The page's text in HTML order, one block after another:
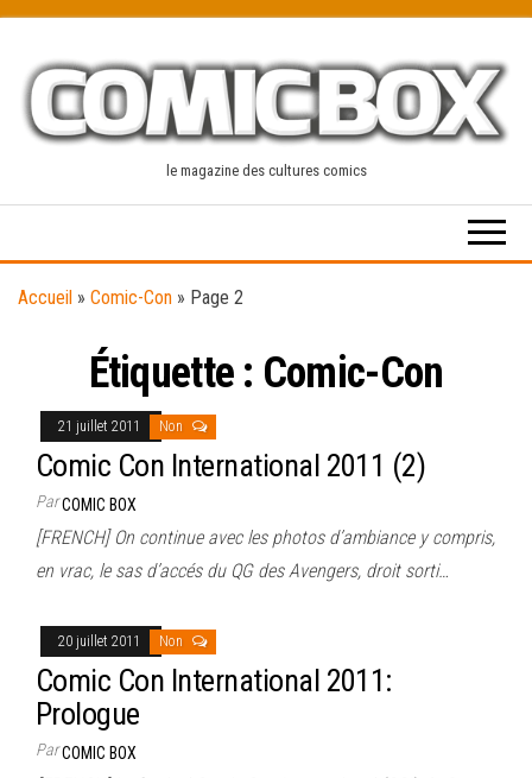
content
le magazine des cultures comics
Accueil » Comic-Con » Page 2
Étiquette : Comic-Con
21 juillet 2011 Non
Comic Con International 2011 (2)
ParCOMIC BOX
[FRENCH] On continue avec les photos d’ambiance y compris,
en vrac, le sas d’accés du QG des Avengers, droit sorti…
20 juillet 2011 Non
Comic Con International 2011:
Prologue
ParCOMIC BOX